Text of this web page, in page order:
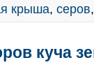
крыша, серов
куча